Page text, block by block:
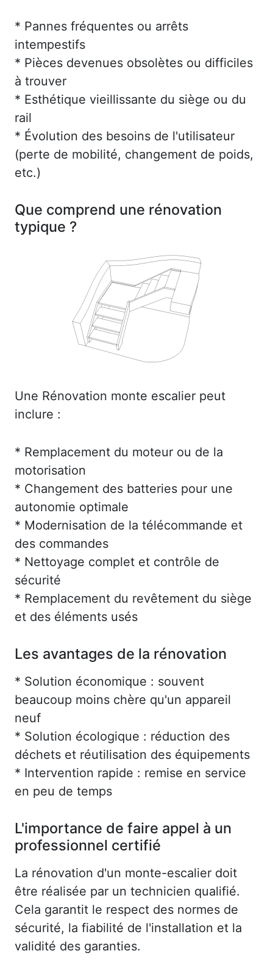
* Pannes fréquentes ou arrêts
intempestifs
* Pièces devenues obsolètes ou difficiles
à trouver
* Esthétique vieillissante du siège ou du
rail
* Évolution des besoins de l'utilisateur
(perte de mobilité, changement de poids,
etc.)
Que comprend une rénovation
typique ?
Une Rénovation monte escalier peut
inclure :
* Remplacement du moteur ou de la
motorisation
* Changement des batteries pour une
autonomie optimale
* Modernisation de la télécommande et
des commandes
* Nettoyage complet et contrôle de
sécurité
* Remplacement du revêtement du siège
et des éléments usés
Les avantages de la rénovation
* Solution économique : souvent
beaucoup moins chère qu'un appareil
neuf
* Solution écologique : réduction des
déchets et réutilisation des équipements
* Intervention rapide : remise en service
en peu de temps
L'importance de faire appel à un
professionnel certifié
La rénovation d'un monte-escalier doit
être réalisée par un technicien qualifié.
Cela garantit le respect des normes de
sécurité, la fiabilité de l'installation et la
validité des garanties.